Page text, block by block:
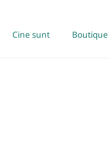
Cine sunt Boutique